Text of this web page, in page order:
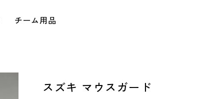
チーム用品
スズキ マウスガード